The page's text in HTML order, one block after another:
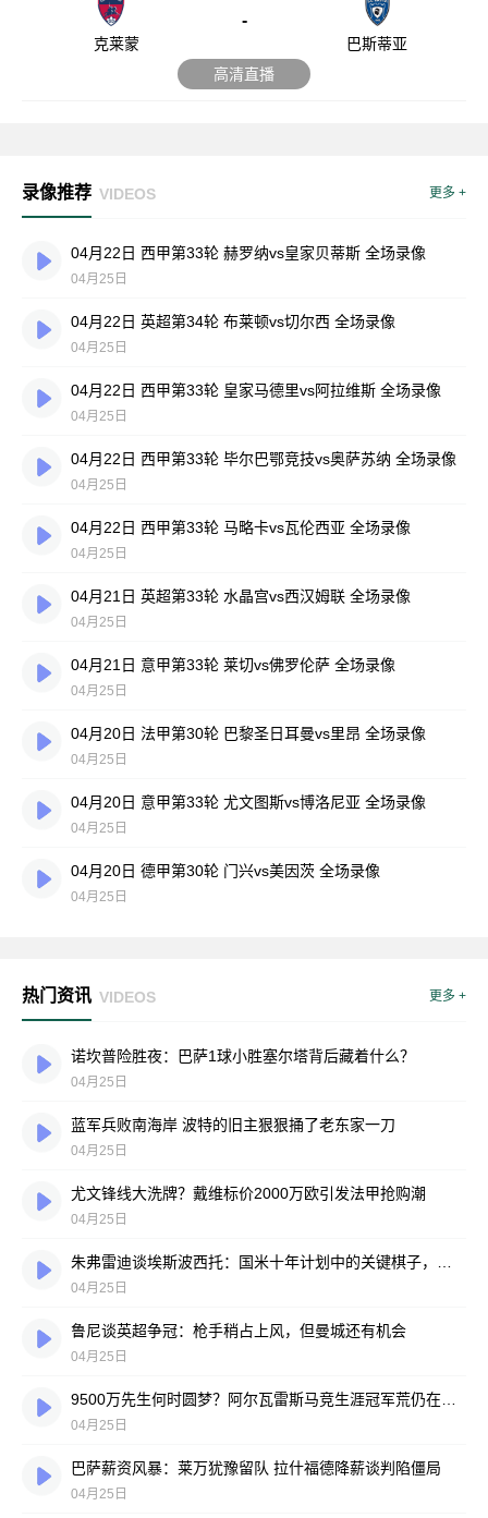
克莱蒙
-
巴斯蒂亚
高清直播
录像推荐 VIDEOS 更多 +
04月22日 西甲第33轮 赫罗纳vs皇家贝蒂斯 全场录像
04月25日
04月22日 英超第34轮 布莱顿vs切尔西 全场录像
04月25日
04月22日 西甲第33轮 皇家马德里vs阿拉维斯 全场录像
04月25日
04月22日 西甲第33轮 毕尔巴鄂竞技vs奥萨苏纳 全场录像
04月25日
04月22日 西甲第33轮 马略卡vs瓦伦西亚 全场录像
04月25日
04月21日 英超第33轮 水晶宫vs西汉姆联 全场录像
04月25日
04月21日 意甲第33轮 莱切vs佛罗伦萨 全场录像
04月25日
04月20日 法甲第30轮 巴黎圣日耳曼vs里昂 全场录像
04月25日
04月20日 意甲第33轮 尤文图斯vs博洛尼亚 全场录像
04月25日
04月20日 德甲第30轮 门兴vs美因茨 全场录像
04月25日
热门资讯 VIDEOS 更多 +
诺坎普险胜夜：巴萨1球小胜塞尔塔背后藏着什么？
04月25日
蓝军兵败南海岸 波特的旧主狠狠捅了老东家一刀
04月25日
尤文锋线大洗牌？戴维标价2000万欧引发法甲抢购潮
04月25日
04月25日
鲁尼谈英超争冠：枪手稍占上风，但曼城还有机会
04月25日
04月25日
巴萨薪资风暴：莱万犹豫留队 拉什福德降薪谈判陷僵局
04月25日